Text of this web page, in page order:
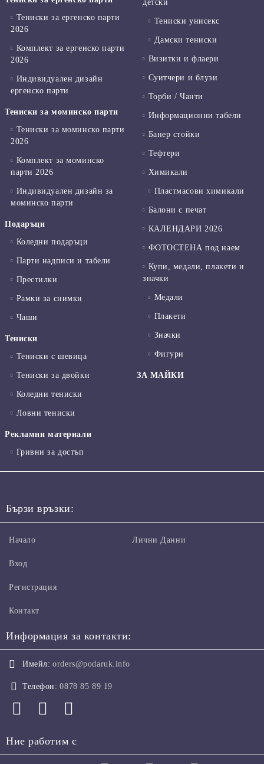
Тениски за ергенско парти
2026
Комплект за ергенско парти
2026
Индивидуален дизайн
ергенско парти
Тениски за моминско парти
Тениски за моминско парти
2026
Комплект за моминско
парти 2026
Индивидуален дизайн за
моминско парти
Подаръци
Коледни подаръци
Парти надписи и табели
Престилки
Рамки за снимки
Чаши
Тениски
Тениски с шевица
Тениски за двойки
Коледни тениски
Ловни тениски
Рекламни материали
Гривни за достъп
детски
Тениски унисекс
Дамски тениски
Визитки и флаери
Суитчери и блузи
Торби / Чанти
Информационни табели
Банер стойки
Тефтери
Химикали
Пластмасови химикали
Балони с печат
КАЛЕНДАРИ 2026
ФОТОСТЕНА под наем
Купи, медали, плакети и
значки
Медали
Плакети
Значки
Фигури
ЗА МАЙКИ
Бързи връзки:
Начало
Вход
Регистрация
Контакт
Лични Данни
Информация за контакти:
Имейл: orders@podaruk.info
Телефон: 0878 85 89 19
Ние работим с